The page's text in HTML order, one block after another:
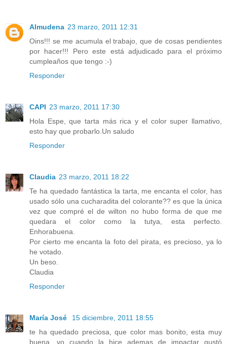
Almudena 23 marzo, 2011 12:31
Oins!!! se me acumula el trabajo, que de cosas pendientes
por hacer!!! Pero este está adjudicado para el próximo
cumpleaños que tengo :-)
Responder
CAPI 23 marzo, 2011 17:30
Hola Espe, que tarta más rica y el color super llamativo,
esto hay que probarlo.Un saludo
Responder
Claudia 23 marzo, 2011 18:22
Te ha quedado fantástica la tarta, me encanta el color, has
usado sólo una cucharadita del colorante?? es que la única
vez que compré el de wilton no hubo forma de que me
quedara el color como la tutya, esta perfecto.
Enhorabuena.
Por cierto me encanta la foto del pirata, es precioso, ya lo
he votado.
Un beso.
Claudia
Responder
María José
15 diciembre, 2011 18:55
te ha quedado preciosa, que color mas bonito, esta muy
buena, yo cuando la hice ademas de impactar gustó